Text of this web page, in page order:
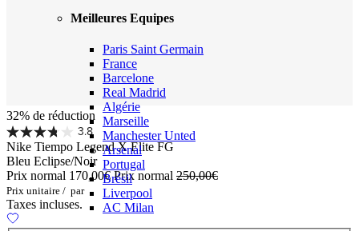
Meilleures Equipes
Paris Saint Germain
France
Barcelone
Real Madrid
Algérie
Marseille
Manchester Unted
Arsenal
Portugal
Brésil
Liverpool
AC Milan
32% de réduction
3.8
Nike Tiempo Legend X Elite FG
Bleu Eclipse/Noir
Prix normal 170,00€Prix normal 250,00€
Prix unitaire / par
Taxes incluses.